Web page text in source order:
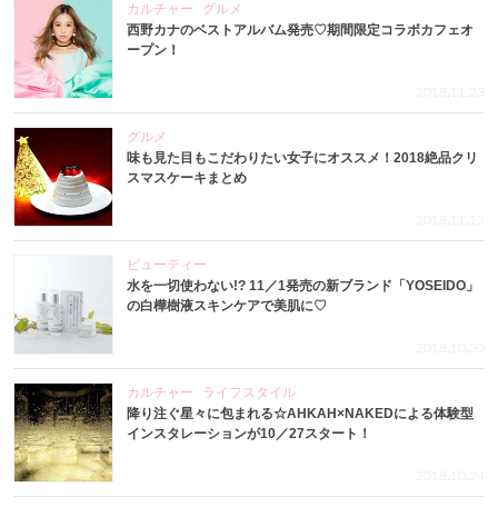
カルチャー
グルメ
西野カナのベストアルバム発売♡期間限定コラボカフェオ
ープン！
2018.11.23
グルメ
味も見た目もこだわりたい女子にオススメ！2018絶品クリ
スマスケーキまとめ
2018.11.12
ビューティー
水を一切使わない!? 11／1発売の新ブランド「YOSEIDO」
の白樺樹液スキンケアで美肌に♡
2018.10.30
カルチャー
ライフスタイル
降り注ぐ星々に包まれる☆AHKAH×NAKEDによる体験型
インスタレーションが10／27スタート！
2018.10.24